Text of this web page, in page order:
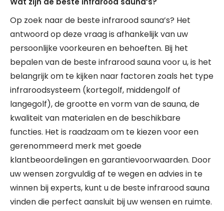
Op zoek naar de beste infrarood sauna’s? Het
antwoord op deze vraag is afhankelijk van uw
persoonlijke voorkeuren en behoeften. Bij het
bepalen van de beste infrarood sauna voor u, is het
belangrijk om te kijken naar factoren zoals het type
infraroodsysteem (kortegolf, middengolf of
langegolf), de grootte en vorm van de sauna, de
kwaliteit van materialen en de beschikbare
functies. Het is raadzaam om te kiezen voor een
gerenommeerd merk met goede
klantbeoordelingen en garantievoorwaarden. Door
uw wensen zorgvuldig af te wegen en advies in te
winnen bij experts, kunt u de beste infrarood sauna
vinden die perfect aansluit bij uw wensen en ruimte.